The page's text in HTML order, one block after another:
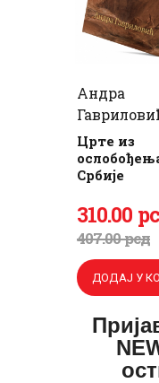
Андра
Црте из
Србије
407.00рсд
цена
је
била:
407.
310.00
цена
је:
310.
ДОДАЈ У